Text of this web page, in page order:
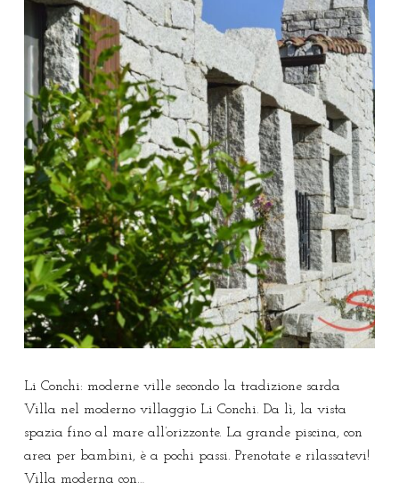
Li Conchi: moderne ville secondo la tradizione sarda
Villa nel moderno villaggio Li Conchi. Da lì, la vista
spazia fino al mare all’orizzonte. La grande piscina, con
area per bambini, è a pochi passi. Prenotate e rilassatevi!
Villa moderna con…